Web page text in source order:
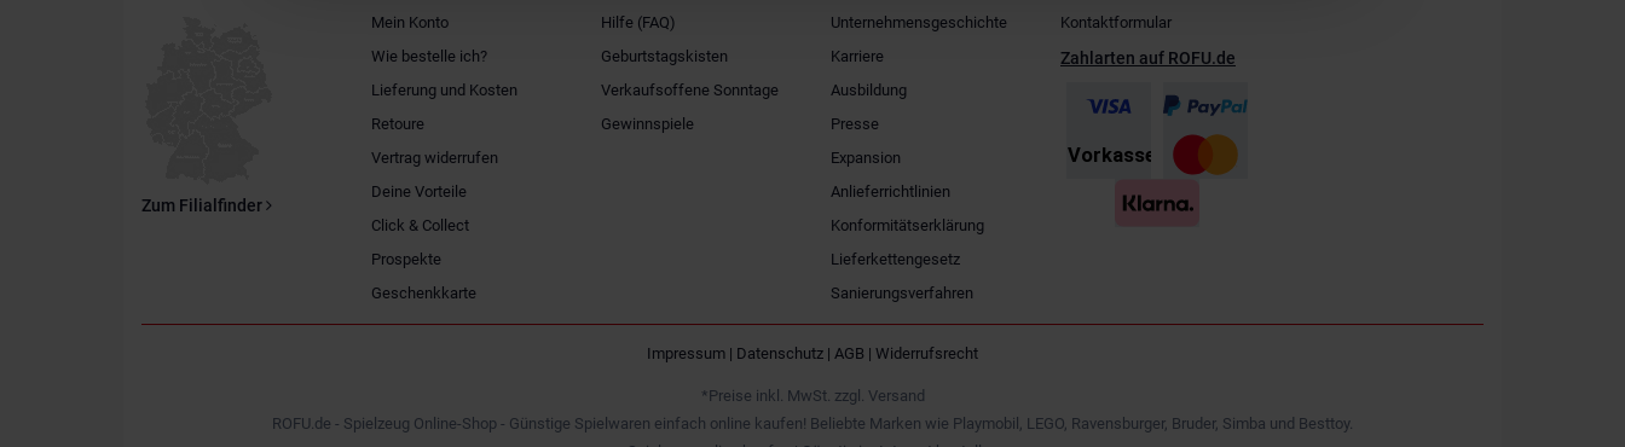
Zum Filialfinder
Mein Konto
Wie bestelle ich?
Lieferung und Kosten
Retoure
Vertrag widerrufen
Deine Vorteile
Click & Collect
Prospekte
Geschenkkarte
Hilfe (FAQ)
Geburtstagskisten
Verkaufsoffene Sonntage
Gewinnspiele
Unternehmensgeschichte
Karriere
Ausbildung
Presse
Expansion
Anlieferrichtlinien
Konformitätserklärung
Lieferkettengesetz
Sanierungsverfahren
Kontaktformular
Zahlarten auf ROFU.de
Impressum | Datenschutz | AGB | Widerrufsrecht
*Preise inkl. MwSt. zzgl. Versand
ROFU.de - Spielzeug Online-Shop - Günstige Spielwaren einfach online kaufen! Beliebte Marken wie Playmobil, LEGO, Ravensburger, Bruder, Simba und Besttoy.